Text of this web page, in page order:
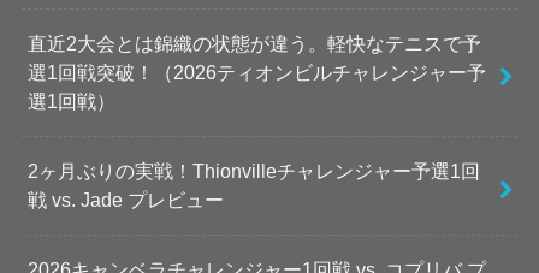
直近2大会とは錦織の状態が違う。軽快なテニスで予
選1回戦突破！（2026ティオンビルチャレンジャー予
選1回戦）
2ヶ月ぶりの実戦！Thionvilleチャレンジャー予選1回
戦 vs. Jade プレビュー